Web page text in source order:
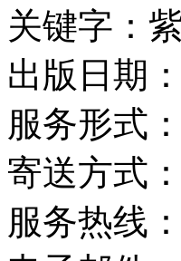
关键字：
出版日期
服务形式
寄送方式
服务热线